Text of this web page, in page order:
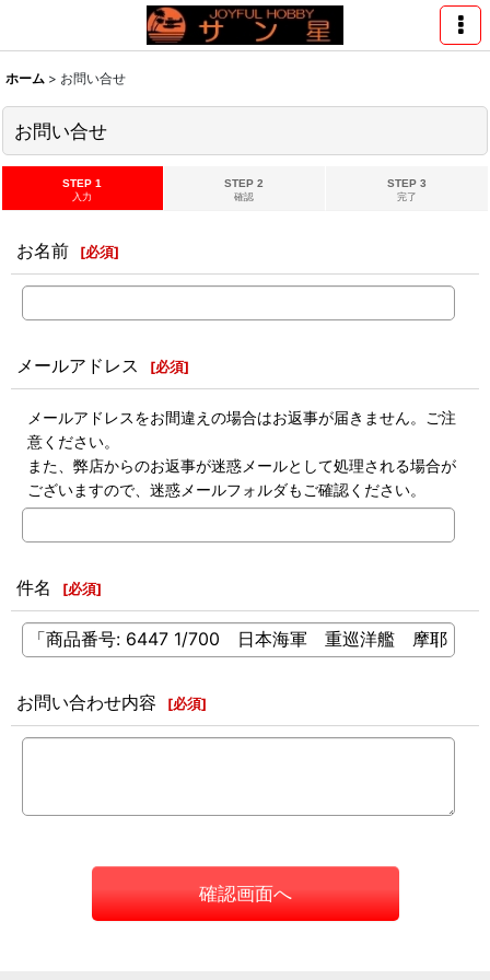
ホーム > お問い合せ
お問い合せ
STEP 1
入力
STEP 2
確認
STEP 3
完了
お名前 [必須]
メールアドレス [必須]
メールアドレスをお間違えの場合はお返事が届きません。ご注
意ください。
また、弊店からのお返事が迷惑メールとして処理される場合が
ございますので、迷惑メールフォルダもご確認ください。
件名 [必須]
お問い合わせ内容 [必須]
確認画面へ